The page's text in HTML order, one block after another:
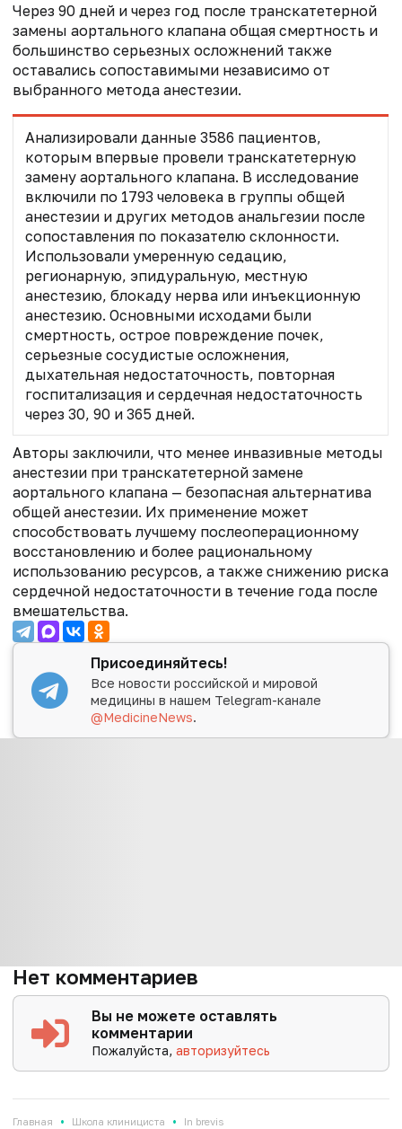
Через 90 дней и через год после транскатетерной
замены аортального клапана общая смертность и
большинство серьезных осложнений также
оставались сопоставимыми независимо от
выбранного метода анестезии.
Анализировали данные 3586 пациентов,
которым впервые провели транскатетерную
замену аортального клапана. В исследование
включили по 1793 человека в группы общей
анестезии и других методов анальгезии после
сопоставления по показателю склонности.
Использовали умеренную седацию,
регионарную, эпидуральную, местную
анестезию, блокаду нерва или инъекционную
анестезию. Основными исходами были
смертность, острое повреждение почек,
серьезные сосудистые осложнения,
дыхательная недостаточность, повторная
госпитализация и сердечная недостаточность
через 30, 90 и 365 дней.
Авторы заключили, что менее инвазивные методы
анестезии при транскатетерной замене
аортального клапана — безопасная альтернатива
общей анестезии. Их применение может
способствовать лучшему послеоперационному
восстановлению и более рациональному
использованию ресурсов, а также снижению риска
сердечной недостаточности в течение года после
вмешательства.
Присоединяйтесь!
Все новости российской и мировой
медицины в нашем Telegram-канале
@MedicineNews.
Нет комментариев
Вы не можете оставлять
комментарии
Пожалуйста,авторизуйтесь
Главная • Школа клинициста • In brevis